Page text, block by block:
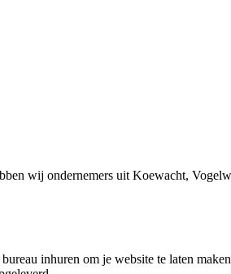
wij ondernemers uit Koewacht,
inhuren om je website te laten